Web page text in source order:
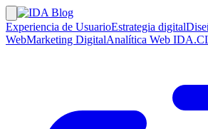
Experiencia de UsuarioEstrategia digital
WebMarketing DigitalAnalítica Web